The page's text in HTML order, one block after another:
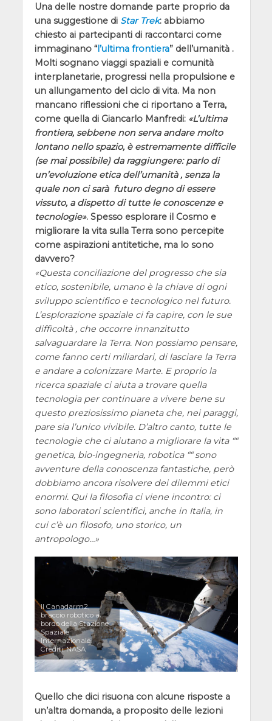
Una delle nostre domande parte proprio da
una suggestione di Star Trek: abbiamo
chiesto ai partecipanti di raccontarci come
immaginano “l’ultima frontiera” dell’umanità .
Molti sognano viaggi spaziali e comunità
interplanetarie, progressi nella propulsione e
un allungamento del ciclo di vita. Ma non
mancano riflessioni che ci riportano a Terra,
come quella di Giancarlo Manfredi: L’ultima
frontiera, sebbene non serva andare molto
lontano nello spazio, è estremamente difficile
(se mai possibile) da raggiungere: parlo di
un’evoluzione etica dell’umanità , senza la
quale non ci sarà futuro degno di essere
vissuto, a dispetto di tutte le conoscenze e
tecnologie . Spesso esplorare il Cosmo e
migliorare la vita sulla Terra sono percepite
come aspirazioni antitetiche, ma lo sono
davvero?
Questa conciliazione del progresso che sia
etico, sostenibile, umano è la chiave di ogni
sviluppo scientifico e tecnologico nel futuro.
L’esplorazione spaziale ci fa capire, con le sue
difficoltà , che occorre innanzitutto
salvaguardare la Terra. Non possiamo pensare,
come fanno certi miliardari, di lasciare la Terra
e andare a colonizzare Marte. E proprio la
ricerca spaziale ci aiuta a trovare quella
tecnologia per continuare a vivere bene su
questo preziosissimo pianeta che, nei paraggi,
pare sia l’unico vivibile. D’altro canto, tutte le
tecnologie che ci aiutano a migliorare la vita ““
genetica, bio-ingegneria, robotica ““ sono
avventure della conoscenza fantastiche, però
dobbiamo ancora risolvere dei dilemmi etici
enormi. Qui la filosofia ci viene incontro: ci
sono laboratori scientifici, anche in Italia, in
cui c’è un filosofo, uno storico, un
antropologo…
Il Canadarm2,
braccio robotico a
bordo della Stazione
Spaziale
Internazionale.
Crediti: NASA
Quello che dici risuona con alcune risposte a
un’altra domanda, a proposito delle lezioni